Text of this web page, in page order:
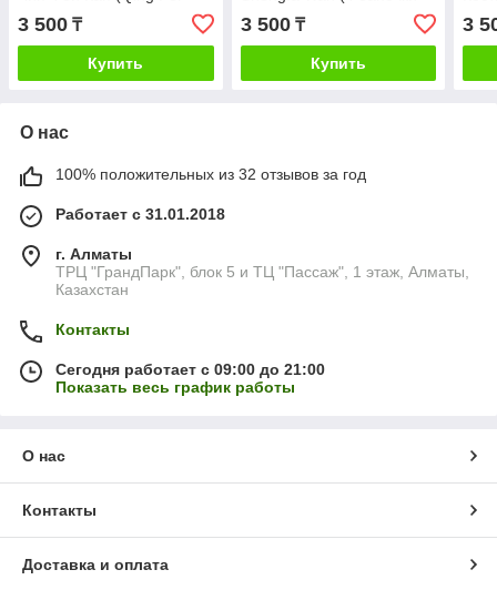
3 500 ₸
Купить
3 500₸
Купить
3
О нас
100% положительных из 32 отзывов за год
Работает с 31.01.2018
г. Алматы
ТРЦ "ГрандПарк", блок 5 и ТЦ "Пассаж", 1 этаж, Алматы,
Казахстан
Контакты
Сегодня работает с 09:00 до 21:00
Показать весь график работы
О нас
Контакты
Доставка и оплата